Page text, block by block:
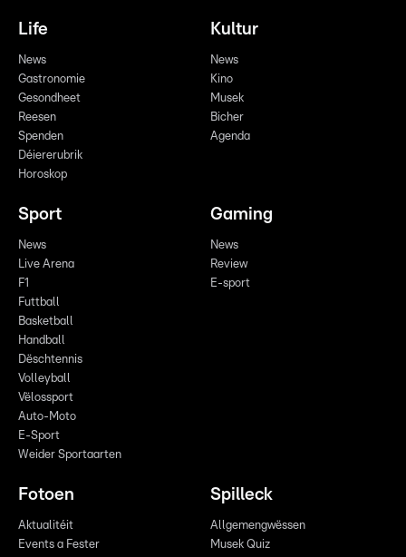
Life
News
Gastronomie
Gesondheet
Reesen
Spenden
Déiererubrik
Horoskop
Kultur
News
Kino
Musek
Bicher
Agenda
Sport
News
Live Arena
F1
Futtball
Basketball
Handball
Dëschtennis
Volleyball
Vëlossport
Auto-Moto
E-Sport
Weider Sportaarten
Gaming
News
Review
E-sport
Fotoen
Aktualitéit
Events a Fester
Spilleck
Allgemengwëssen
Musek Quiz